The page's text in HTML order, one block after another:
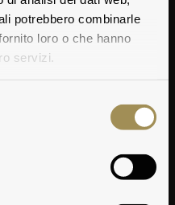
potrebbero combinarle
loro o che hanno
servizi.